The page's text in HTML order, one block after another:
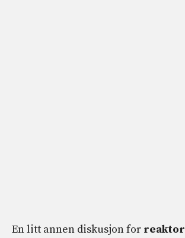
En litt annen diskusjon for reaktor